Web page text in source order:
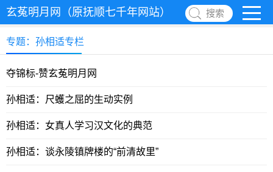
玄菟明月网（原抚顺七千年网站） 搜索
专题：孙相适专栏
夺锦标-赞玄菟明月网
孙相适：尺蠖之屈的生动实例
孙相适：女真人学习汉文化的典范
孙相适：谈永陵镇牌楼的“前清故里”